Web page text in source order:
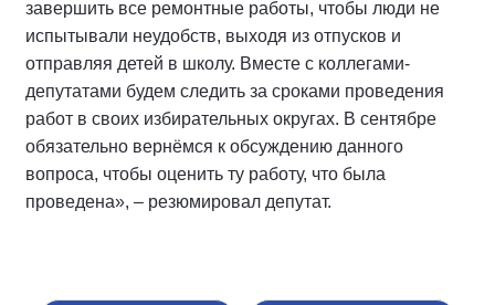
завершить все ремонтные работы, чтобы люди не
испытывали неудобств, выходя из отпусков и
отправляя детей в школу. Вместе с коллегами-
депутатами будем следить за сроками проведения
работ в своих избирательных округах. В сентябре
обязательно вернёмся к обсуждению данного
вопроса, чтобы оценить ту работу, что была
проведена», – резюмировал депутат.